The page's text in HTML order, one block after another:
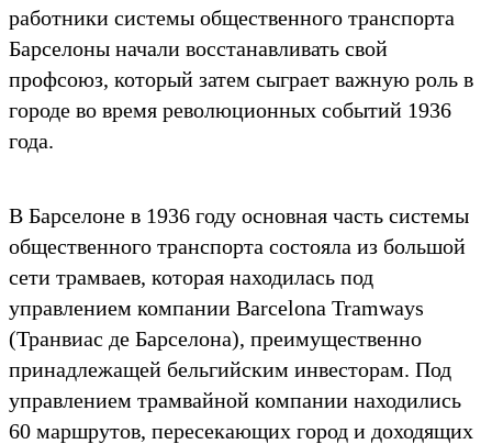
работники системы общественного транспорта
Барселоны начали восстанавливать свой
профсоюз, который затем сыграет важную роль в
городе во время революционных событий 1936
года.
В Барселоне в 1936 году основная часть системы
общественного транспорта состояла из большой
сети трамваев, которая находилась под
управлением компании Barcelona Tramways
(Транвиас де Барселона), преимущественно
принадлежащей бельгийским инвесторам. Под
управлением трамвайной компании находились
60 маршрутов, пересекающих город и доходящих